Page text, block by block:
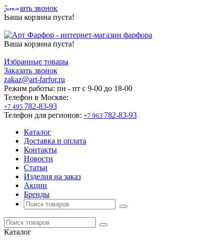
Заказать звонок
Ваша корзина пуста!
Ваша корзина пуста!
Избранные товары
Заказать звонок
zakaz@art-farfor.ru
Режим работы: пн - пт c 9-00 до 18-00
Телефон в Москве:
+7 495 782-83-93
Телефон для регионов: +7 963 782-83-93
Каталог
Доставка и оплата
Контакты
Новости
Статьи
Изделия на заказ
Акции
Бренды
Каталог